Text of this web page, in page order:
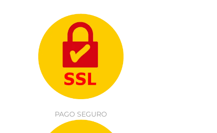
PAGO SEGURO